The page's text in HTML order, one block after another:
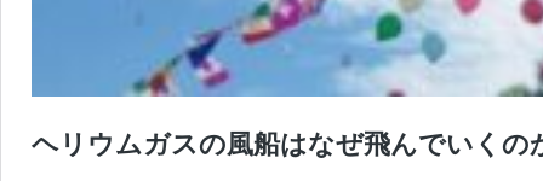
ヘリウムガスの風船はなぜ飛んでいく